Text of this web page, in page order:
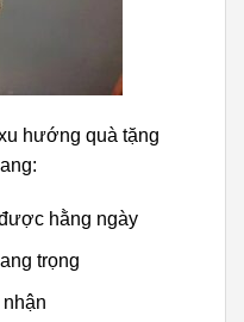
hướng quà tặng
hằng ngày
trọng